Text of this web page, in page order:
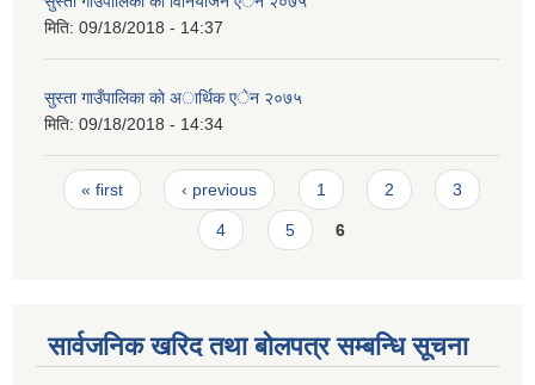
मिति: 09/18/2018 - 14:37
सुस्ता गाउँपालिका काे अार्थिक एेन २०७५
मिति: 09/18/2018 - 14:34
Pages
« first ‹ previous 1 2 3
4 5 6
सार्वजनिक खरिद तथा बोलपत्र सम्बन्धि सूचना